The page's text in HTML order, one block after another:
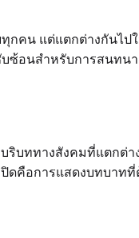
คน แต่แตกต่างกันไป
นสำหรับการสนทนา
ริบททางสังคมที่แตก
ดคือการแสดงบทบา